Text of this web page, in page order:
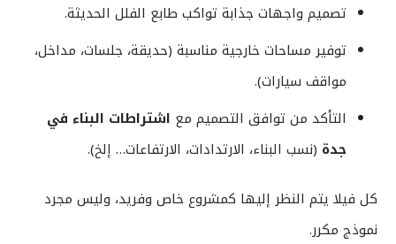
تصميم واجهات جذابة تواكب طابع الفلل الحديثة.
توفير مساحات خارجية مناسبة (حديقة، جلسات، مداخل،
مواقف سيارات).
التأكد من توافق التصميم مع اشتراطات البناء في
جدة (نسب البناء، الارتدادات، الارتفاعات… إلخ).
كل فيلا يتم النظر إليها كمشروع خاص وفريد، وليس مجرد
نموذج مكرر.